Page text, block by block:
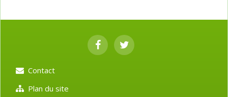
Contact
Plan du site